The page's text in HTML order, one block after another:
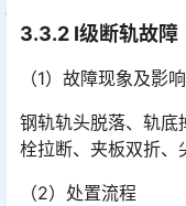
3.3.2 Ⅰ级断轨故障
（1）故障现象及影响
钢轨轨头脱落、轨
栓拉断、夹板双折、
（2）处置流程